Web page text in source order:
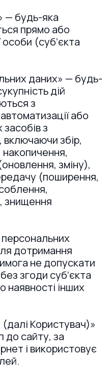
— будь-яка
прямо або
особи (суб’єкта
даних» — будь-
дій
з
або
з
збір,
зміну),
(поширення,
знищення
персональних
дотримання
не допускати
згоди суб’єкта
наявності інших
(далі Користувач)»
до сайту, за
і використовує